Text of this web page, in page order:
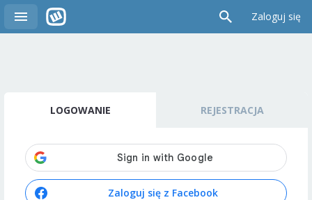
Zaloguj się
LOGOWANIE REJESTRACJA
Zaloguj się z Facebook